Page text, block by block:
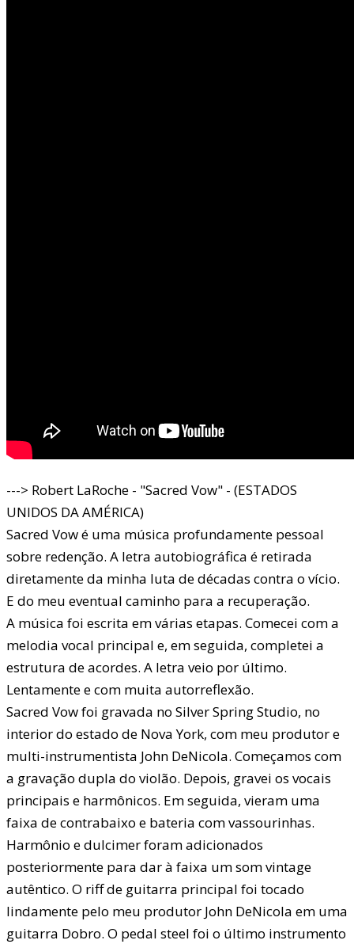
---> Robert LaRoche - "Sacred Vow" - (ESTADOS
UNIDOS DA AMÉRICA)
Sacred Vow é uma música profundamente pessoal
sobre redenção. A letra autobiográfica é retirada
diretamente da minha luta de décadas contra o vício.
E do meu eventual caminho para a recuperação.
A música foi escrita em várias etapas. Comecei com a
melodia vocal principal e, em seguida, completei a
estrutura de acordes. A letra veio por último.
Lentamente e com muita autorreflexão.
Sacred Vow foi gravada no Silver Spring Studio, no
interior do estado de Nova York, com meu produtor e
multi-instrumentista John DeNicola. Começamos com
a gravação dupla do violão. Depois, gravei os vocais
principais e harmônicos. Em seguida, vieram uma
faixa de contrabaixo e bateria com vassourinhas.
Harmônio e dulcimer foram adicionados
posteriormente para dar à faixa um som vintage
autêntico. O riff de guitarra principal foi tocado
lindamente pelo meu produtor John DeNicola em uma
guitarra Dobro. O pedal steel foi o último instrumento